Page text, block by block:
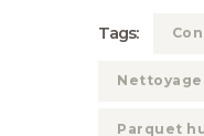
Tags:
Parquet